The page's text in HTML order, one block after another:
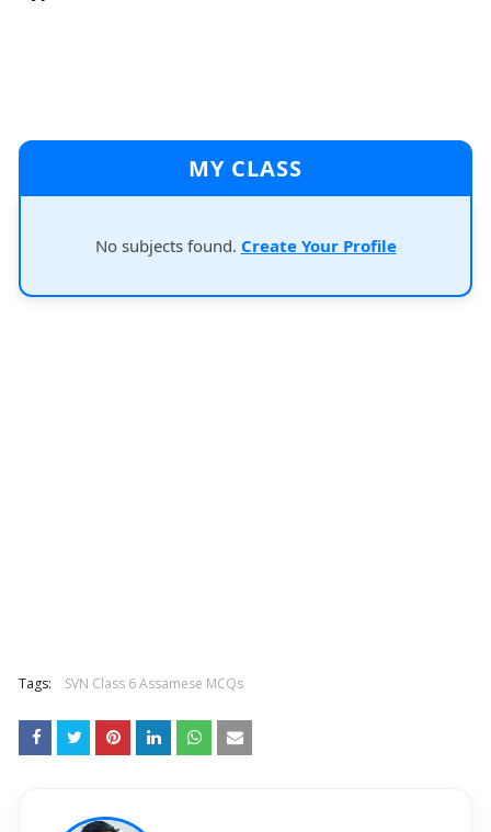
MY CLASS
No subjects found. Create Your Profile
Tags: SVN Class 6 Assamese MCQs